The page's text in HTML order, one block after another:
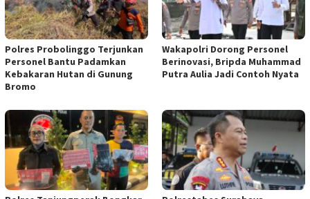
Polres Probolinggo Terjunkan
Personel Bantu Padamkan
Kebakaran Hutan di Gunung
Bromo
Wakapolri Dorong Personel
Berinovasi, Bripda Muhammad
Putra Aulia Jadi Contoh Nyata